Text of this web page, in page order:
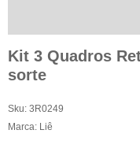
Kit 3 Quadros
sorte
Sku: 3R0249
Marca: Liê